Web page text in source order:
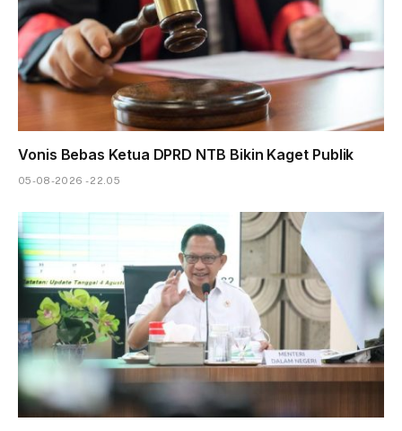
Vonis Bebas Ketua DPRD NTB Bikin Kaget Publik
05-08-2026 - 22.05